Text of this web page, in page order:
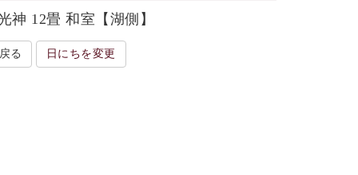
神 12畳 和室【湖側】
戻る 日にちを変更